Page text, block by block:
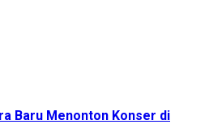
Baru Menonton Konser di